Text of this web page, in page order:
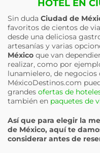
HOTEL EN
Sin duda Ciudad de
favoritos de cientos de
desde una deliciosa
artesanías y varias
México que van
realizar, como por
lunamielero, de
MéxicoDestinos.com
grandes ofertas de
también en paquetes de
Así que para elegir la
de México, aquí te
considerar antes de